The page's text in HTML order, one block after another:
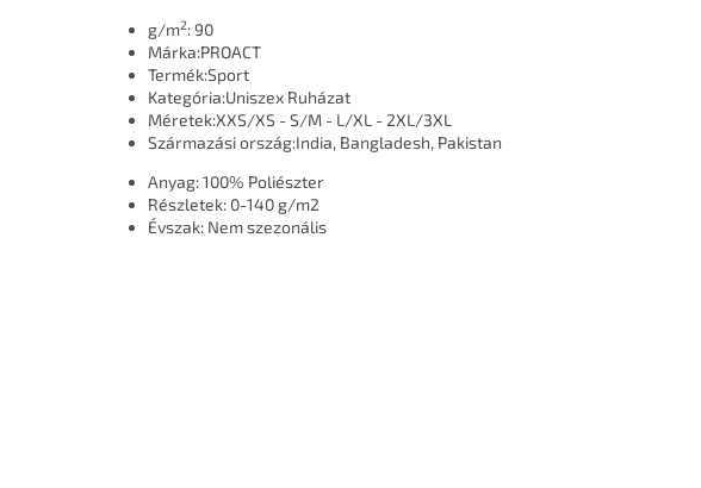
g/m2: 90
Márka:PROACT
Termék:Sport
Kategória:Uniszex Ruházat
Méretek:XXS/XS - S/M - L/XL - 2XL/3XL
Származási ország:India, Bangladesh, Pakistan
Anyag: 100% Poliészter
Részletek: 0-140 g/m2
Évszak: Nem szezonális